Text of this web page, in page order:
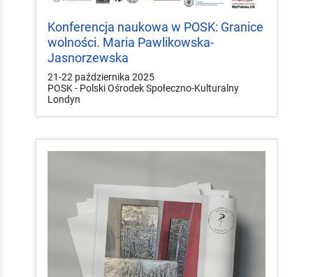
Konferencja naukowa w POSK: Granice
wolności. Maria Pawlikowska-
Jasnorzewska
21-22 października 2025
POSK - Polski Ośrodek Społeczno-Kulturalny
Londyn